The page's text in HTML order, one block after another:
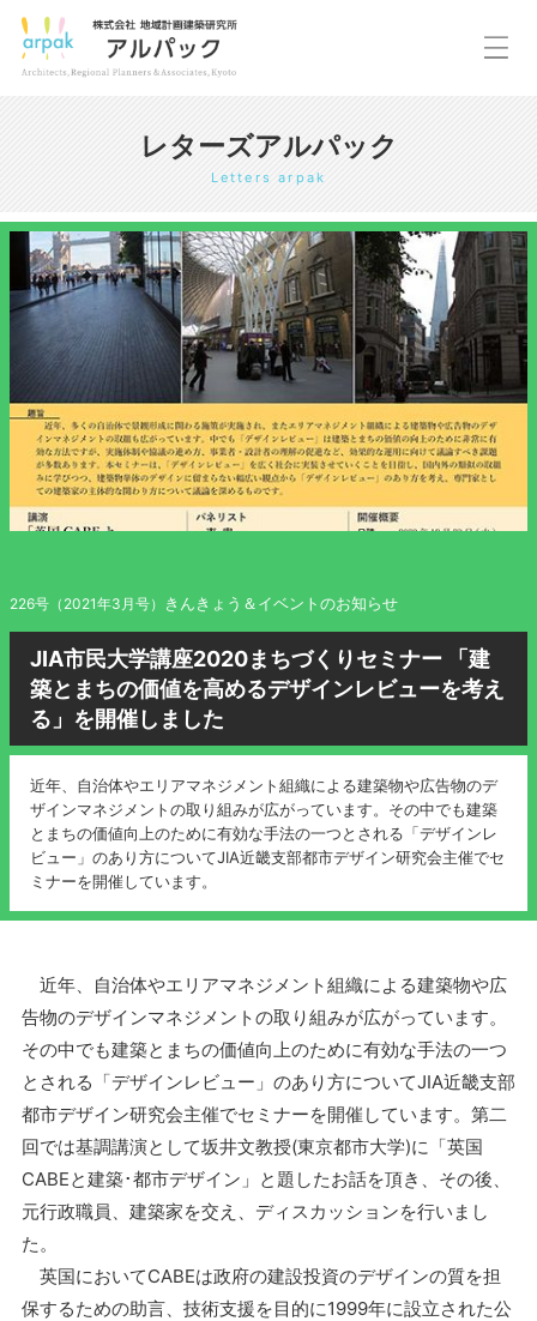
レターズアルパック
Letters arpak
226号（2021年3月号） きんきょう＆イベントのお知らせ
JIA市民大学講座2020まちづくりセミナー 「建
築とまちの価値を高めるデザインレビューを考え
る」を開催しました
近年、自治体やエリアマネジメント組織による建築物や広告物のデ
ザインマネジメントの取り組みが広がっています。その中でも建築
とまちの価値向上のために有効な手法の一つとされる「デザインレ
ビュー」のあり方についてJIA近畿支部都市デザイン研究会主催でセ
ミナーを開催しています。
近年、自治体やエリアマネジメント組織による建築物や広
告物のデザインマネジメントの取り組みが広がっています。
その中でも建築とまちの価値向上のために有効な手法の一つ
とされる「デザインレビュー」のあり方についてJIA近畿支部
都市デザイン研究会主催でセミナーを開催しています。第二
回では基調講演として坂井文教授(東京都市大学)に「英国
CABEと建築･都市デザイン」と題したお話を頂き、その後、
元行政職員、建築家を交え、ディスカッションを行いまし
た。
英国においてCABEは政府の建設投資のデザインの質を担
保するための助言、技術支援を目的に1999年に設立された公